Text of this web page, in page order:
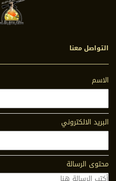
التواصل معنا
الاسم
البريد الالكتروني
محتوى الرسالة